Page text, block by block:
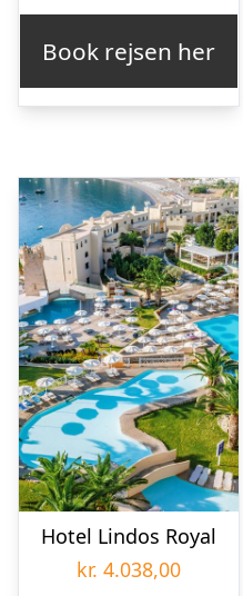
Book rejsen her
Hotel Lindos Royal
kr. 4.038,00